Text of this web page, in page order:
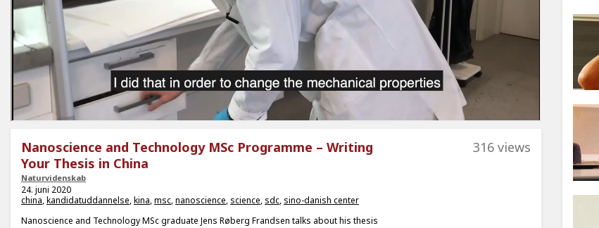
Nanoscience and Technology MSc Programme – Writing
Your Thesis in China
Naturvidenskab
316 views
24. juni 2020
china,kandidatuddannelse,kina,msc,nanoscience, science, sdc, sino-danish center
Nanoscience and Technology MSc graduate Jens Røberg Frandsen talks about his thesis